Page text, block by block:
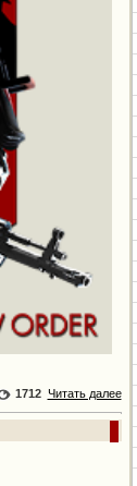
1712 Читать далее